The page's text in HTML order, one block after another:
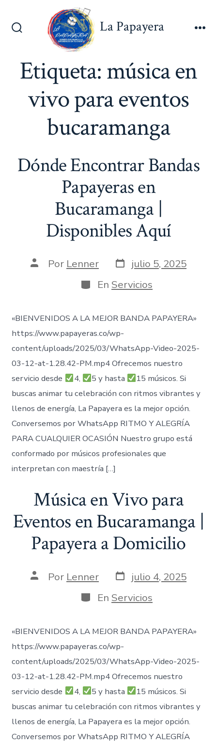
Alternar
La Papayera
Etiqueta:música en
vivo para eventos
bucaramanga
Dónde Encontrar Bandas
Papayeras en
Bucaramanga |
Disponibles Aquí
AutorPor Lenner Fecha
de
publicación
julio 5, 2025
Categorías
En Servicios
«BIENVENIDOS A LA MEJOR BANDA PAPAYERA»
https://www.papayeras.co/wp-
content/uploads/2025/03/WhatsApp-Video-2025-
03-12-at-1.28.42-PM.mp4 Ofrecemos nuestro
servicio desde
4, 5 y hasta
15 músicos. Si
buscas animar tu celebración con ritmos vibrantes y
llenos de energía, La Papayera es la mejor opción.
Conversemos por WhatsApp RITMO Y ALEGRÍA
PARA CUALQUIER OCASIÓN Nuestro grupo está
conformado por músicos profesionales que
interpretan con maestría […]
Música en Vivo para
Eventos en Bucaramanga |
Papayera a Domicilio
AutorPor Lenner Fecha
de
publicación
julio 4, 2025
Categorías
En Servicios
«BIENVENIDOS A LA MEJOR BANDA PAPAYERA»
https://www.papayeras.co/wp-
content/uploads/2025/03/WhatsApp-Video-2025-
03-12-at-1.28.42-PM.mp4 Ofrecemos nuestro
servicio desde
4, 5 y hasta
15 músicos. Si
buscas animar tu celebración con ritmos vibrantes y
llenos de energía, La Papayera es la mejor opción.
Conversemos por WhatsApp RITMO Y ALEGRÍA